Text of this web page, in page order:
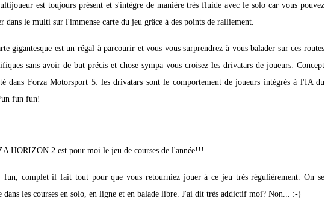
est toujours présent et s'intègre de manière très fluide avec le solo car vous pouvez
dans le multi sur l'immense carte du jeu grâce à des points de ralliement.
gigantesque est un régal à parcourir et vous vous surprendrez à vous balader sur ces routes
sans avoir de but précis et chose sympa vous croisez les drivatars de joueurs. Concept
dans Forza Motorsport 5: les drivatars sont le comportement de joueurs intégrés à l'IA du
fun fun!
HORIZON 2 est pour moi le jeu de courses de l'année!!!
fun, complet il fait tout pour que vous retourniez jouer à ce jeu très régulièrement. On se
dans les courses en solo, en ligne et en balade libre. J'ai dit très addictif moi? Non... :-)